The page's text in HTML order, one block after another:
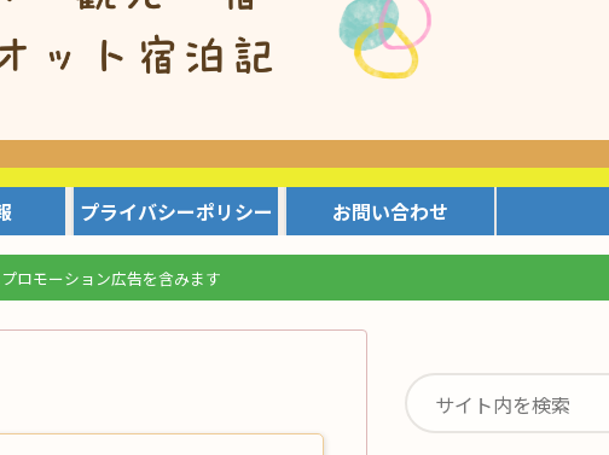
プライバシーポリシー お問い合わせ
ロモーション広告を含みます